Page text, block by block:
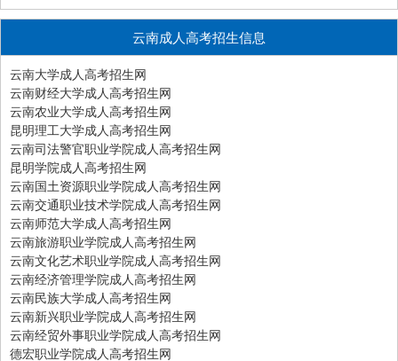
云南成人高考招生信息
云南大学成人高考招生网
云南财经大学成人高考招生网
云南农业大学成人高考招生网
昆明理工大学成人高考招生网
云南司法警官职业学院成人高考招生网
昆明学院成人高考招生网
云南国土资源职业学院成人高考招生网
云南交通职业技术学院成人高考招生网
云南师范大学成人高考招生网
云南旅游职业学院成人高考招生网
云南文化艺术职业学院成人高考招生网
云南经济管理学院成人高考招生网
云南民族大学成人高考招生网
云南新兴职业学院成人高考招生网
云南经贸外事职业学院成人高考招生网
德宏职业学院成人高考招生网